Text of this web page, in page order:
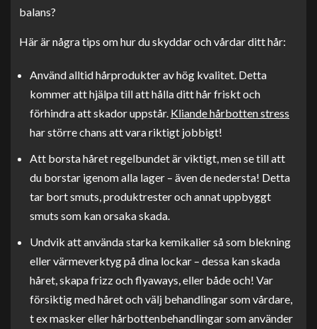
balans?
Här är några tips om hur du skyddar och vårdar ditt hår:
Använd alltid hårprodukter av hög kvalitet. Detta
kommer att hjälpa till att hålla ditt hår friskt och
förhindra att skador uppstår. Kliande hårbotten stress
har större chans att vara riktigt jobbigt!
Att borsta håret regelbundet är viktigt, men se till att
du borstar igenom alla lager – även de nedersta! Detta
tar bort smuts, produktrester och annat uppbyggt
smuts som kan orsaka skada.
Undvik att använda starka kemikalier så som blekning
eller värmeverktyg på dina lockar – dessa kan skada
håret, skapa frizz och flyaways, eller både och! Var
försiktig med håret och välj behandlingar som vårdare,
t ex masker eller hårbottenbehandlingar som använder